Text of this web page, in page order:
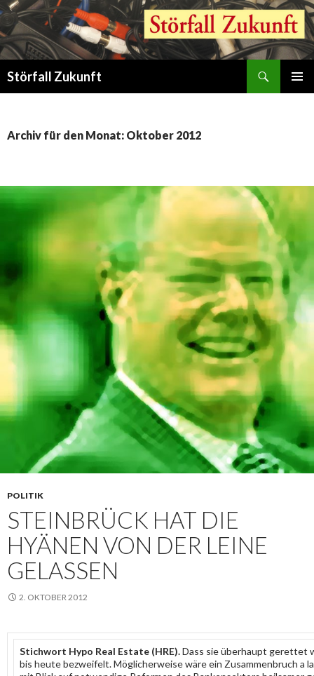
Störfall Zukunft
Archiv für den Monat: Oktober 2012
POLITIK
STEINBRÜCK HAT DIE
HYÄNEN VON DER LEINE
GELASSEN
2. OKTOBER 2012
Stichwort Hypo Real Estate (HRE).Dass sie überhaupt gerettet
bis heute bezweifelt. Möglicherweise wäre ein Zusammenbruch a